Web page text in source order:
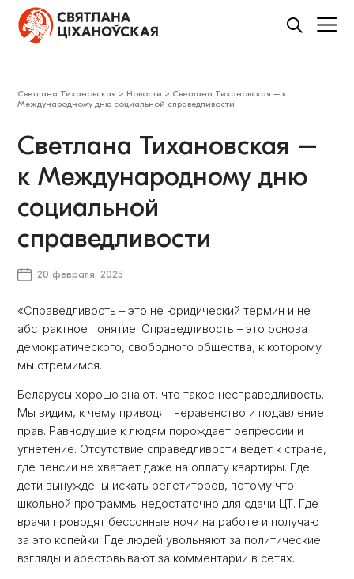
Светлана Тихановская > Новости > Светлана Тихановская – к
Международному дню социальной справедливости
Светлана Тихановская –
к Международному дню
социальной
справедливости
20 февраля, 2025
«Справедливость – это не юридический термин и не
абстрактное понятие. Справедливость – это основа
демократического, свободного общества, к которому
мы стремимся.
Беларусы хорошо знают, что такое несправедливость.
Мы видим, к чему приводят неравенство и подавление
прав. Равнодушие к людям порождает репрессии и
угнетение. Отсутствие справедливости ведёт к стране,
где пенсии не хватает даже на оплату квартиры. Где
дети вынуждены искать репетиторов, потому что
школьной программы недостаточно для сдачи ЦТ. Где
врачи проводят бессонные ночи на работе и получают
за это копейки. Где людей увольняют за политические
взгляды и арестовывают за комментарии в сетях.